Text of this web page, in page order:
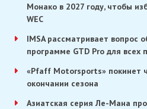
Монако в 2027 году, чтобы
WEC
IMSA рассматривает вопрос
программе GTD Pro для всех
«Pfaff Motorsports» покинет
окончании сезона
Азиатская серия Ле-Мана